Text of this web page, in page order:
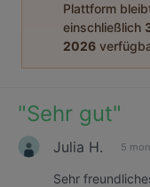
Plattform
einschließlich
2026
"Sehr gut"
Julia H. 5
Sehr